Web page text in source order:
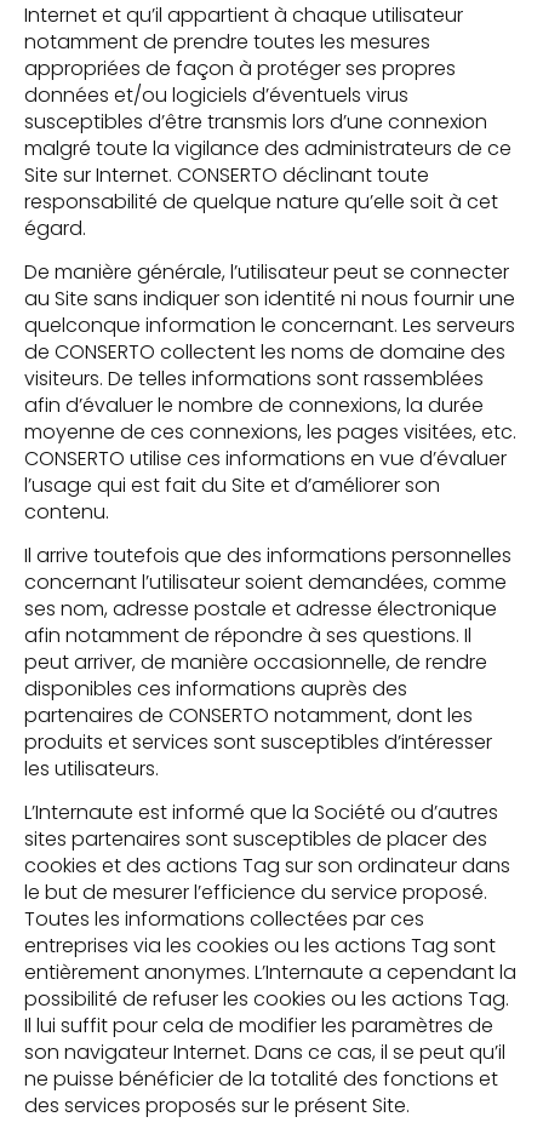
Internet et qu’il appartient à chaque utilisateur
notamment de prendre toutes les mesures
appropriées de façon à protéger ses propres
données et/ou logiciels d’éventuels virus
susceptibles d’être transmis lors d’une connexion
malgré toute la vigilance des administrateurs de ce
Site sur Internet. CONSERTO déclinant toute
responsabilité de quelque nature qu’elle soit à cet
égard.
De manière générale, l’utilisateur peut se connecter
au Site sans indiquer son identité ni nous fournir une
quelconque information le concernant. Les serveurs
de CONSERTO collectent les noms de domaine des
visiteurs. De telles informations sont rassemblées
afin d’évaluer le nombre de connexions, la durée
moyenne de ces connexions, les pages visitées, etc.
CONSERTO utilise ces informations en vue d’évaluer
l’usage qui est fait du Site et d’améliorer son
contenu.
Il arrive toutefois que des informations personnelles
concernant l’utilisateur soient demandées, comme
ses nom, adresse postale et adresse électronique
afin notamment de répondre à ses questions. Il
peut arriver, de manière occasionnelle, de rendre
disponibles ces informations auprès des
partenaires de CONSERTO notamment, dont les
produits et services sont susceptibles d’intéresser
les utilisateurs.
L’Internaute est informé que la Société ou d’autres
sites partenaires sont susceptibles de placer des
cookies et des actions Tag sur son ordinateur dans
le but de mesurer l’efficience du service proposé.
Toutes les informations collectées par ces
entreprises via les cookies ou les actions Tag sont
entièrement anonymes. L’Internaute a cependant la
possibilité de refuser les cookies ou les actions Tag.
Il lui suffit pour cela de modifier les paramètres de
son navigateur Internet. Dans ce cas, il se peut qu’il
ne puisse bénéficier de la totalité des fonctions et
des services proposés sur le présent Site.